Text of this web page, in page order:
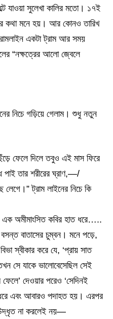
যাওয়া সুলেখা কালির মতো। ১৭ই
কথা মনে হয়। আর কোনও তারিখ
একটা ট্রাম আর সময়
“নক্ষত্রের আলো জ্বেলে
নিচে গড়িয়ে গেলাম। শুধু নতুন
ফেলে দিলে তবুও এই মাস ফিরে
তার শরীরের ঘ্রাণ,—/
ট্রাম লাইনের নিচে কি
এক অমীমাংসিত কবির হাত ধরে…..
বসন্ত বাতাসের চুম্বন। মনে পড়ে,
স্বীকার করে যে, ‘প্রায় সাত
সে যাকে ভালোবেসেছিল সেই
ফেলে’ দেওয়ার পরেও ‘সেদিনই
ধরে এবং আবারও পদাহত হয়। এরপর
উদ্ধৃত না করলেই নয়—